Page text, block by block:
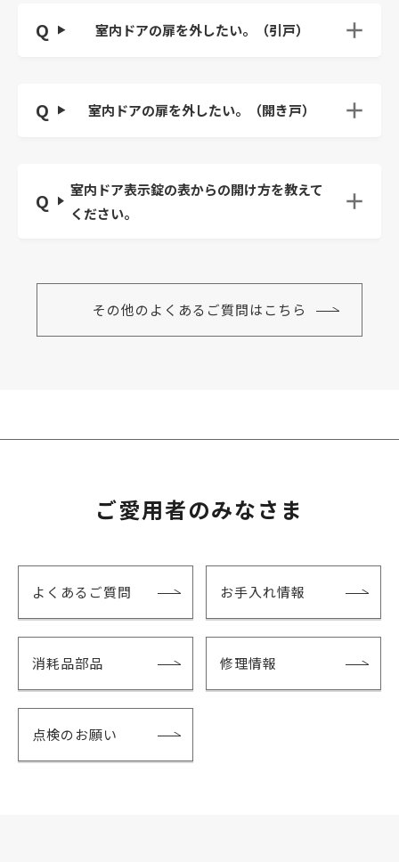
室内ドアの扉を外したい。（引戸）
室内ドアの扉を外したい。（開き戸）
室内ドア表示錠の表からの開け方を教えて
ください。
その他のよくあるご質問はこちら
ご愛用者のみなさま
よくあるご質問 お手入れ情報
消耗品部品 修理情報
点検のお願い